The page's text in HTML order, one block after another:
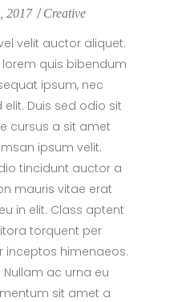
2017 Creative
velit auctor aliquet.
lorem quis bibendum
ipsum, nec
Duis sed odio sit
cursus a sit amet
ipsum velit.
tincidunt auctor a
mauris vitae erat
in elit. Class aptent
torquent per
inceptos himenaeos.
Nullam ac urna eu
sit amet a